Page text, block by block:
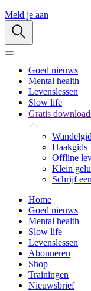
Meld je aan
Goed nieuws
Mental health
Levenslessen
Slow life
Gratis
Haakgids
Offline
Klein
Schrijf
Home
Goed nieuws
Mental health
Slow life
Levenslessen
Abonneren
Shop
Trainingen
Nieuwsbrief